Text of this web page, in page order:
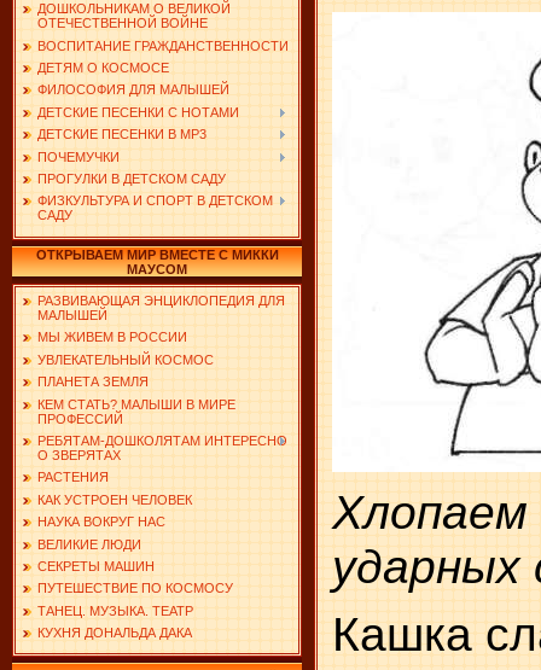
ДОШКОЛЬНИКАМ О ВЕЛИКОЙ
ОТЕЧЕСТВЕННОЙ ВОЙНЕ
ВОСПИТАНИЕ ГРАЖДАНСТВЕННОСТИ
ДЕТЯМ О КОСМОСЕ
ФИЛОСОФИЯ ДЛЯ МАЛЫШЕЙ
ДЕТСКИЕ ПЕСЕНКИ С НОТАМИ
ДЕТСКИЕ ПЕСЕНКИ В MP3
ПОЧЕМУЧКИ
ПРОГУЛКИ В ДЕТСКОМ САДУ
ФИЗКУЛЬТУРА И СПОРТ В ДЕТСКОМ
САДУ
ОТКРЫВАЕМ МИР ВМЕСТЕ С МИККИ
МАУСОМ
РАЗВИВАЮЩАЯ ЭНЦИКЛОПЕДИЯ ДЛЯ
МАЛЫШЕЙ
МЫ ЖИВЕМ В РОССИИ
УВЛЕКАТЕЛЬНЫЙ КОСМОС
ПЛАНЕТА ЗЕМЛЯ
КЕМ СТАТЬ? МАЛЫШИ В МИРЕ
ПРОФЕССИЙ
РЕБЯТАМ-ДОШКОЛЯТАМ ИНТЕРЕСНО
О ЗВЕРЯТАХ
РАСТЕНИЯ
КАК УСТРОЕН ЧЕЛОВЕК
НАУКА ВОКРУГ НАС
ВЕЛИКИЕ ЛЮДИ
СЕКРЕТЫ МАШИН
ПУТЕШЕСТВИЕ ПО КОСМОСУ
ТАНЕЦ. МУЗЫКА. ТЕАТР
КУХНЯ ДОНАЛЬДА ДАКА
ударных
Кашка